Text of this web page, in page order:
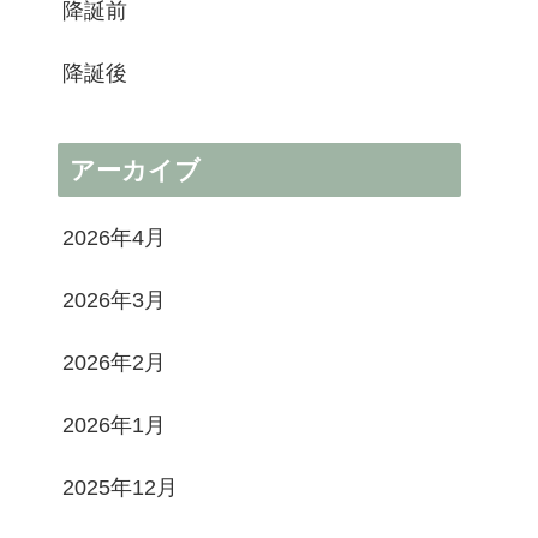
降誕前
降誕後
アーカイブ
2026年4月
2026年3月
2026年2月
2026年1月
2025年12月